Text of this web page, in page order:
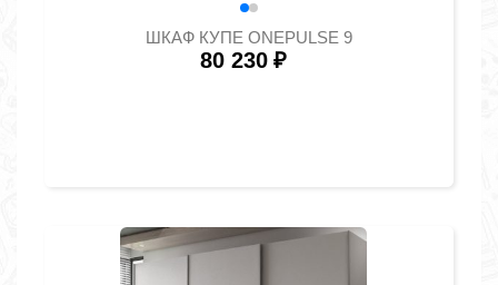
ШКАФ КУПЕ ONEPULSE 9
80 230 ₽